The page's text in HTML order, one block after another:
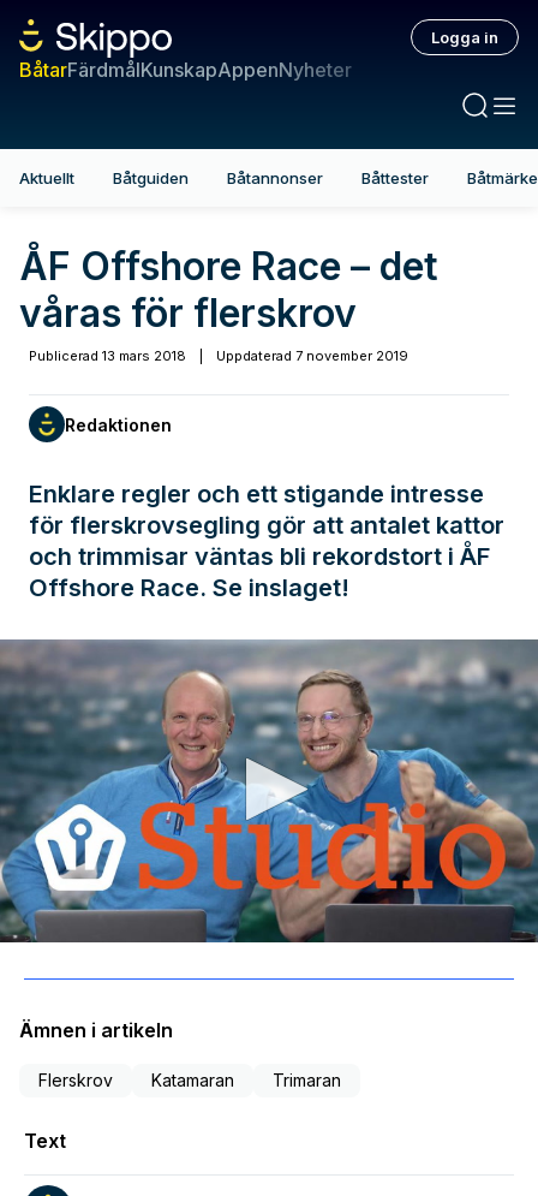
BåtarFärdmålKunskapAppenNyheter
Logga in
Aktuellt Båtguiden Båtannonser Båttester
ÅF Offshore Race – det
våras för flerskrov
Publicerad 13 mars 2018 Uppdaterad 7 november 2019
Redaktionen
Enklare regler och ett stigande intresse
för flerskrovsegling gör att antalet kattor
och trimmisar väntas bli rekordstort i ÅF
Offshore Race. Se inslaget!
minutes,
Ämnen i artikeln
Flerskrov Katamaran Trimaran
Text